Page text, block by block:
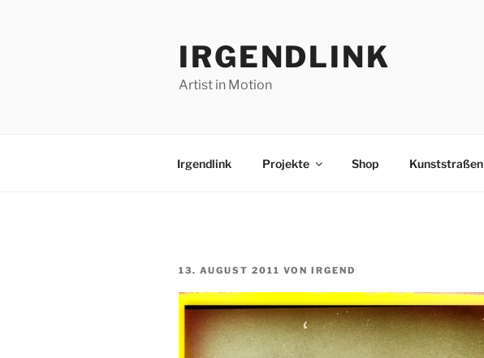
IRGENDLINK
Artist in Motion
Irgendlink Projekte Shop Kunststraßen
VERÖFFENTLICHT
13. AUGUST 2011 VON IRGEND